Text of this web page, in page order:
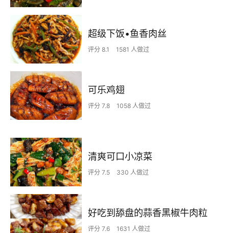
超级下饭•鱼香肉丝
评分 8.1 1581 人做过
可乐鸡翅
评分 7.8 1058 人做过
清爽可口小凉菜
评分 7.5 330 人做过
好吃到舔盘的蒜香黑椒牛肉粒
评分 7.6 1631 人做过